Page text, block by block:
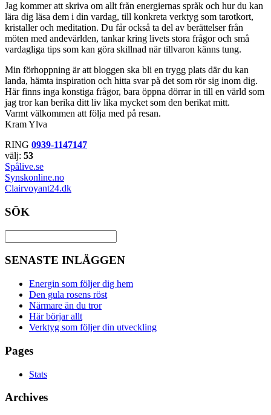
Jag kommer att skriva om allt från energiernas språk och hur du kan
lära dig läsa dem i din vardag, till konkreta verktyg som tarotkort,
kristaller och meditation. Du får också ta del av berättelser från
möten med andevärlden, tankar kring livets stora frågor och små
vardagliga tips som kan göra skillnad när tillvaron känns tung.
Min förhoppning är att bloggen ska bli en trygg plats där du kan
landa, hämta inspiration och hitta svar på det som rör sig inom dig.
Här finns inga konstiga frågor, bara öppna dörrar in till en värld som
jag tror kan berika ditt liv lika mycket som den berikat mitt.
Varmt välkommen att följa med på resan.
Kram Ylva
RING 0939-1147147
välj: 53
Spålive.se
Synskonline.no
Clairvoyant24.dk
SÖK
SENASTE INLÄGGEN
Energin som följer dig hem
Den gula rosens röst
Närmare än du tror
Här börjar allt
Verktyg som följer din utveckling
Pages
Stats
Archives